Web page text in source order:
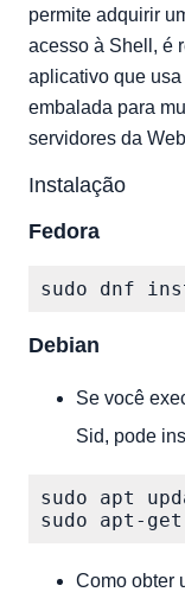
Formas
permite adquirir
acesso à Shell, é
aplicativo que
embalada para
servidores da
Instalação
Fedora
Debian
Se você
Sid, pode
sudo apt
Como obter